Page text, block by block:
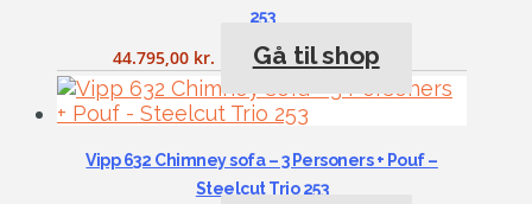
253
44.795,00 kr. Gå til shop
Vipp 632 Chimney sofa – 3 Personers + Pouf –
Steelcut Trio 253